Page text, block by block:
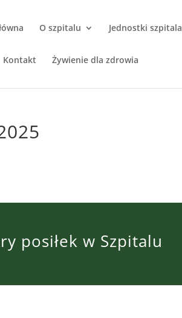
O szpitalu Jednostki szpitala
Kontakt Żywienie dla zdrowia
posiłek w Szpitalu